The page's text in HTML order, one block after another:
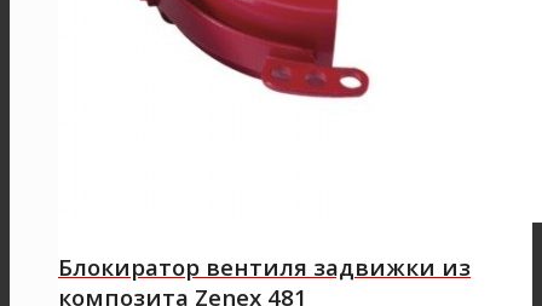
Блокиратор вентиля задвижки из
композита Zenex 481